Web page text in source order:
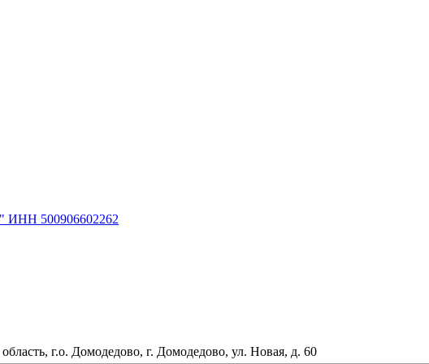
г.о. Домодедово, г. Домодедово, ул. Новая, д. 60